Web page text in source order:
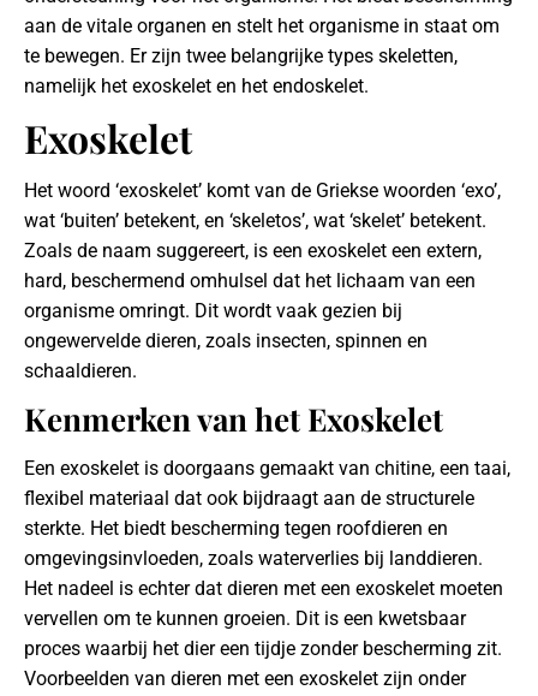
aan de vitale organen en stelt het organisme in staat om
te bewegen. Er zijn twee belangrijke types skeletten,
namelijk het exoskelet en het endoskelet.
Exoskelet
Het woord ‘exoskelet’ komt van de Griekse woorden ‘exo’,
wat ‘buiten’ betekent, en ‘skeletos’, wat ‘skelet’ betekent.
Zoals de naam suggereert, is een exoskelet een extern,
hard, beschermend omhulsel dat het lichaam van een
organisme omringt. Dit wordt vaak gezien bij
ongewervelde dieren, zoals insecten, spinnen en
schaaldieren.
Kenmerken van het Exoskelet
Een exoskelet is doorgaans gemaakt van chitine, een taai,
flexibel materiaal dat ook bijdraagt aan de structurele
sterkte. Het biedt bescherming tegen roofdieren en
omgevingsinvloeden, zoals waterverlies bij landdieren.
Het nadeel is echter dat dieren met een exoskelet moeten
vervellen om te kunnen groeien. Dit is een kwetsbaar
proces waarbij het dier een tijdje zonder bescherming zit.
Voorbeelden van dieren met een exoskelet zijn onder